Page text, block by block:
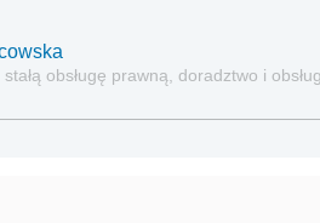
obsługę prawną, doradztwo i